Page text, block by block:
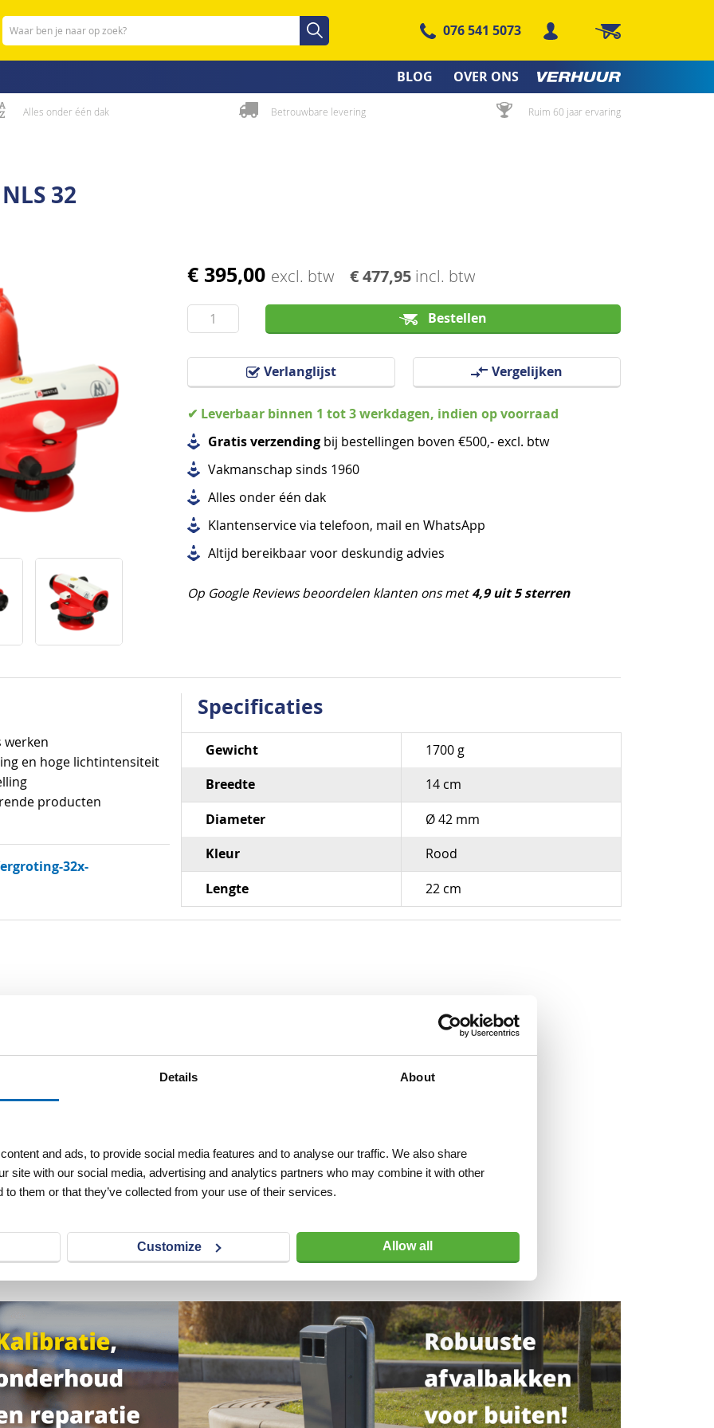
Details About
and ads, to provide social media features and to analyse our traffic. We also share
site with our social media, advertising and analytics partners who may combine it with other
to them or that they’ve collected from your use of their services.
Customize Allow all
Zoeken Zoeken
076 541 5073 Winkelwagen
BLOG OVER ONS
Alles onder één dak Betrouwbare levering Ruim 60 jaar ervaring
32
€ 395,00 excl. btw € 477,95 incl. btw
Bestellen
Verlanglijst Vergelijken
✔ Leverbaar binnen 1 tot 3 werkdagen, indien op voorraad
Gratis verzending bij bestellingen boven €500,- excl. btw
Vakmanschap sinds 1960
Alles onder één dak
Klantenservice via telefoon, mail en WhatsApp
Altijd bereikbaar voor deskundig advies
Op Google Reviews beoordelen klanten ons met4,9 uit 5 sterren
werken
en hoge lichtintensiteit
producten
32x-
Specificaties
Specificaties
Gewicht 1700 g
Breedte 14 cm
Diameter Ø 42 mm
Kleur Rood
Lengte 22 cm